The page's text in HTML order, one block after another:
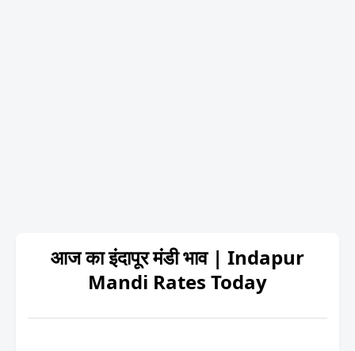
आज का इंदापूर मंडी भाव | Indapur
Mandi Rates Today